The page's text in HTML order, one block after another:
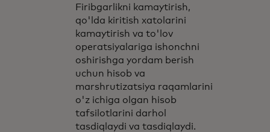
Firibgarlikni kamaytirish,
qo'lda kiritish xatolarini
kamaytirish va to'lov
operatsiyalariga ishonchni
oshirishga yordam berish
uchun hisob va
marshrutizatsiya raqamlarini
o'z ichiga olgan hisob
tafsilotlarini darhol
tasdiqlaydi va tasdiqlaydi.